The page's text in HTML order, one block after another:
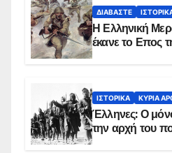
ΔΙΑΒΆΣΤΕ
Η Ελληνική
έκανε το Επος
ΙΣΤΟΡΙΚΆ ΚΥΡΙΑ
Έλληνες: Ο
την αρχή του